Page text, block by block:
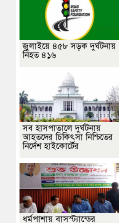
জুলাইয়ে ৪৫৮ সড়ক দুর্ঘটনায়
নিহত ৪১৬
সব হাসপাতালে দুর্ঘটনায়
আহতদের চিকিৎসা নিশ্চিতের
নির্দেশ হাইকোর্টের
ধর্মপাশায় বাসস্ট্যান্ডের